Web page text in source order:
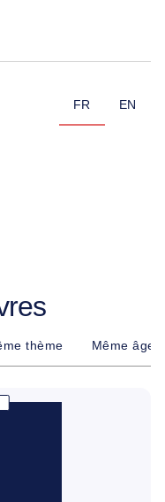
FR EN
thème Même âge